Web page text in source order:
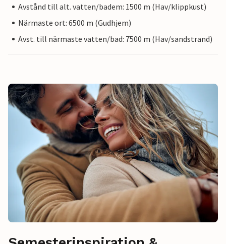
Avstånd till alt. vatten/badem: 1500 m (Hav/klippkust)
Närmaste ort: 6500 m (Gudhjem)
Avst. till närmaste vatten/bad: 7500 m (Hav/sandstrand)